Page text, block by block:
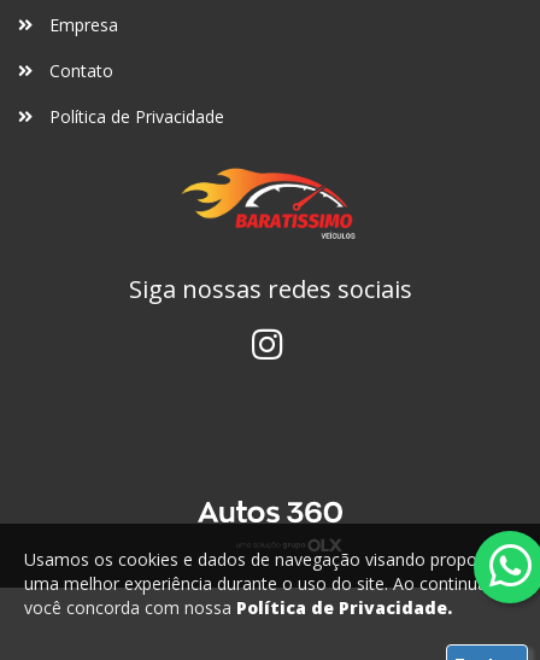
Usamos os cookies e dados de navegação visando proporcionar
uma melhor experiência durante o uso do site. Ao continuar,
você concorda com nossa Política de Privacidade.
Empresa
Contato
Política de Privacidade
Siga nossas redes sociais